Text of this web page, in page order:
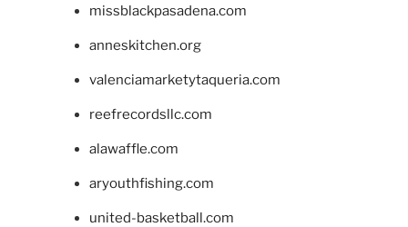
missblackpasadena.com
anneskitchen.org
valenciamarketytaqueria.com
reefrecordsllc.com
alawaffle.com
aryouthfishing.com
united-basketball.com